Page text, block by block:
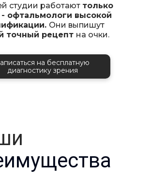
студии работают только
- офтальмологи высокой
Они выпишут
точный рецепт на очки.
на бесплатную
диагностику зрения